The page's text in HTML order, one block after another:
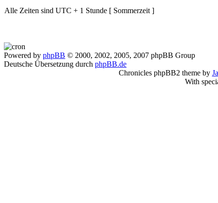
Alle Zeiten sind UTC + 1 Stunde [ Sommerzeit ]
Powered by phpBB © 2000, 2002, 2005, 2007 phpBB Group
Deutsche Übersetzung durch phpBB.de
Chronicles phpBB2 theme by
With